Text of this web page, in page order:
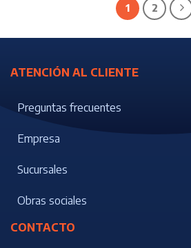
1 2
ATENCIÓN AL CLIENTE
Preguntas frecuentes
Empresa
Sucursales
Obras sociales
CONTACTO